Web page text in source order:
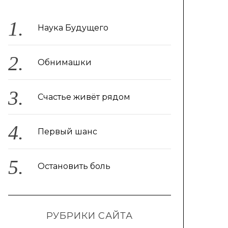
Наука Будущего
Обнимашки
Счастье живёт рядом
Первый шанс
Остановить боль
РУБРИКИ САЙТА